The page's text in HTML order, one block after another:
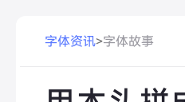
字体资讯>字体故事